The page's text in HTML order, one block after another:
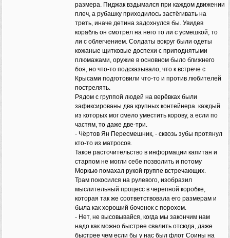
размера. Пиджак вздымался при каждом движении
плеч, а рубашку приходилось застёгивать на
треть, иначе детина задохнулся бы. Увидев
корабль он смотрел на него то ли с усмешкой, то
ли с облегчением. Солдаты вокруг были одеты
кожаные щитковые доспехи с приподнятыми
плюмажами, оружие в основном было ближнего
боя, но что-то подсказывало, что к встрече с
Крысами подготовили что-то и против любителей
пострелять.
Рядом с группой людей на верёвках были
зафиксированы два крупных контейнера. каждый
из которых мог смело уместить корову, а если по
частям, то даже две-три.
- Чёртов Ян Пересмешник, - сквозь зубы протянул
кто-то из матросов.
Такое расточительство в информации капитан и
старпом не могли себе позволить и потому
Моркью помахал рукой группе встречающих.
Трам покосился на рулевого, изобразил
мыслительный процесс в черепной коробке,
которая так же соответствовала его размерам и
была как хороший бочонок с порохом.
- Нет, не высовывайся, когда мы закончим нам
надо как можно быстрее свалить отсюда, даже
быстрее чем если бы у нас был флот Соины на